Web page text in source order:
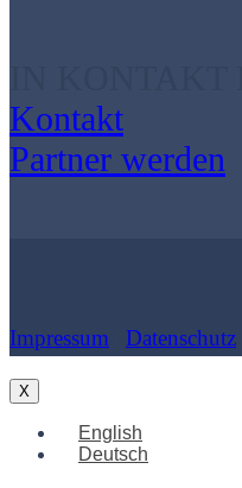
Kontakt
Partner werden
Impressum Datenschutz
X
English
Deutsch